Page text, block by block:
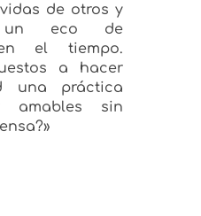
de otros y
un eco de
el tiempo.
a hacer
una práctica
sin